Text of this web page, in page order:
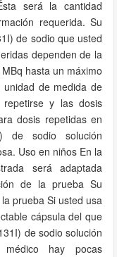
será la cantidad
requerida. Su
de sodio que usted
dependen de la
hasta un máximo
unidad de medida de
repetirse y las dosis
dosis repetidas en
de sodio solución
Uso en niños En la
será adaptada
de la prueba Su
prueba Si usted usa
cápsula del que
de sodio solución
hay pocas